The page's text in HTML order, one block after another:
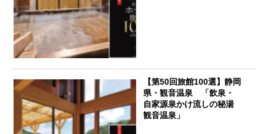
【第50回旅館100選】静岡
県・観音温泉 「飲泉・
自家源泉かけ流しの秘湯
観音温泉」